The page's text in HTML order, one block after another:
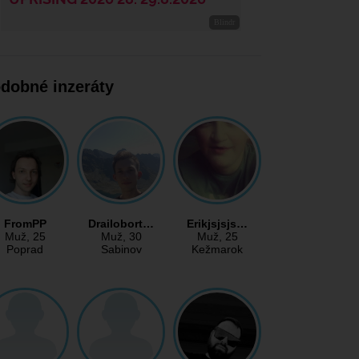
inzeráty
FromPP
Muž, 25
Poprad
Drailobort…
Muž, 30
Sabinov
Erikjsjsjs…
Muž, 25
Kežmarok